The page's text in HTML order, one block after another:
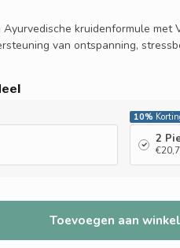
Ayurvedische kruidenformule met
van ontspanning,
10%
2
Toevoegen aan